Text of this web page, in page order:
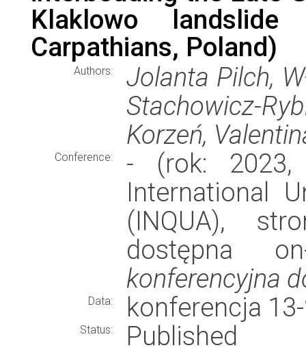
Klaklowo
Carpathians, Poland)
Authors:
Jolanta Pilch,
Stachowicz-
Korzeń,
Conference: - (rok:
International
(INQUA),
dostępna
konferencyjna
Data: konferencja
Status:
Published